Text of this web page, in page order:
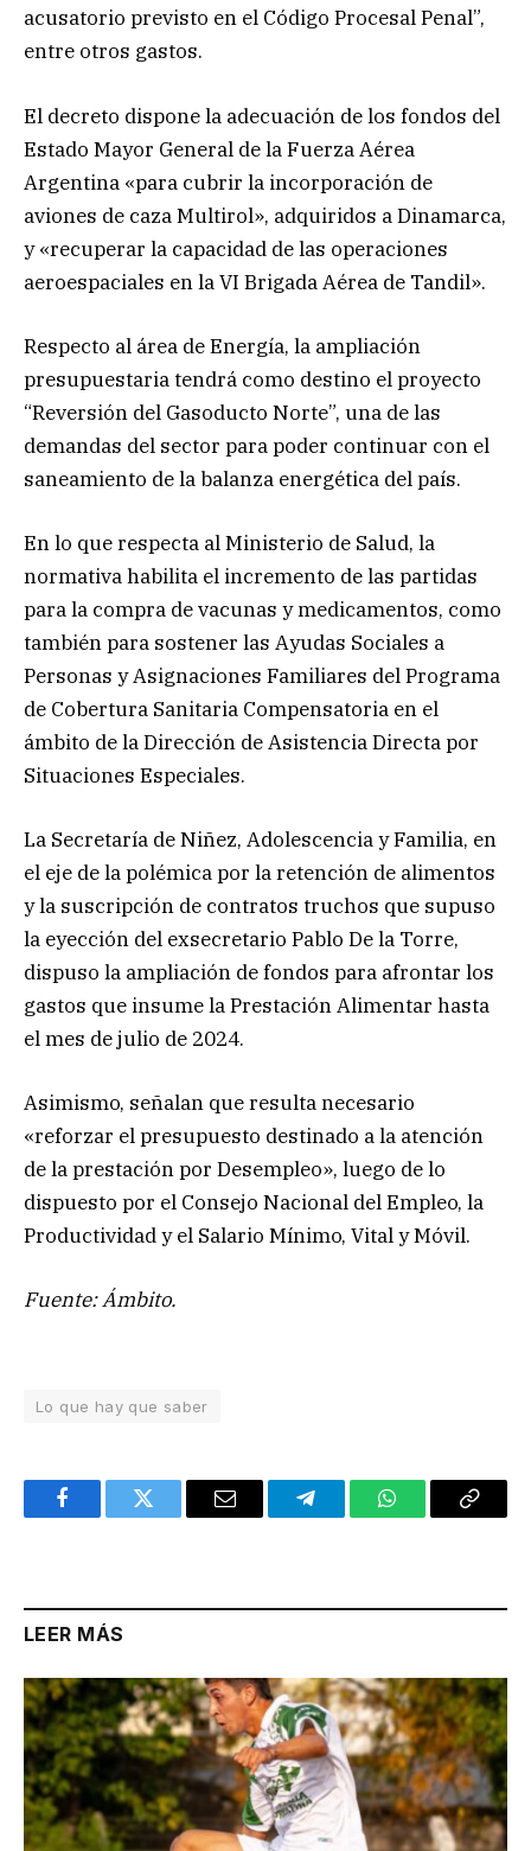
acusatorio previsto en el Código Procesal Penal”,
entre otros gastos.
El decreto dispone la adecuación de los fondos del
Estado Mayor General de la Fuerza Aérea
Argentina «para cubrir la incorporación de
aviones de caza Multirol», adquiridos a Dinamarca,
y «recuperar la capacidad de las operaciones
aeroespaciales en la VI Brigada Aérea de Tandil».
Respecto al área de Energía, la ampliación
presupuestaria tendrá como destino el proyecto
“Reversión del Gasoducto Norte”, una de las
demandas del sector para poder continuar con el
saneamiento de la balanza energética del país.
En lo que respecta al Ministerio de Salud, la
normativa habilita el incremento de las partidas
para la compra de vacunas y medicamentos, como
también para sostener las Ayudas Sociales a
Personas y Asignaciones Familiares del Programa
de Cobertura Sanitaria Compensatoria en el
ámbito de la Dirección de Asistencia Directa por
Situaciones Especiales.
La Secretaría de Niñez, Adolescencia y Familia, en
el eje de la polémica por la retención de alimentos
y la suscripción de contratos truchos que supuso
la eyección del exsecretario Pablo De la Torre,
dispuso la ampliación de fondos para afrontar los
gastos que insume la Prestación Alimentar hasta
el mes de julio de 2024.
Asimismo, señalan que resulta necesario
«reforzar el presupuesto destinado a la atención
de la prestación por Desempleo», luego de lo
dispuesto por el Consejo Nacional del Empleo, la
Productividad y el Salario Mínimo, Vital y Móvil.
Fuente: Ámbito.
Lo que hay que saber
FacebookTwitter Email TelegramWhatsAppCopy
LEER MÁS